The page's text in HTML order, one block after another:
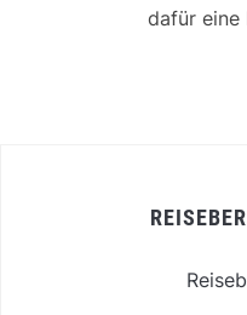
dafür eine